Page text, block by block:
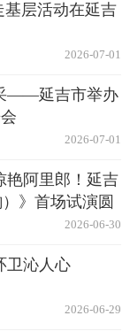
基层活动在延吉
2026-07-01
——延吉市举办
2026-07-01
艳阿里郎！延吉
》首场试演圆
2026-06-30
卫沁人心
2026-06-29